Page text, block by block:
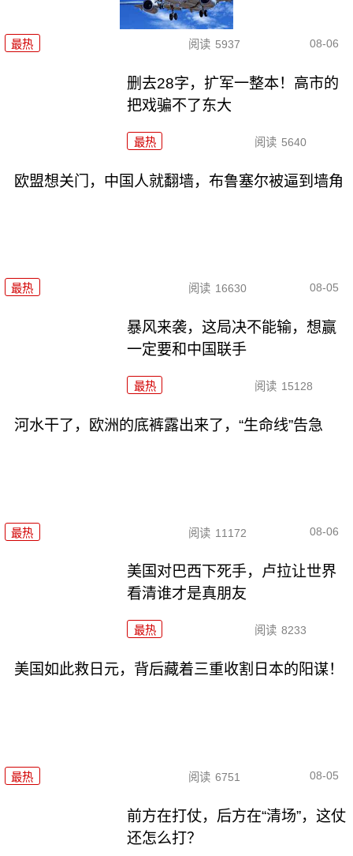
最热 阅读 5937 08-06
删去28字，扩军一整本！高市的
把戏骗不了东大
最热 阅读 5640
欧盟想关门，中国人就翻墙，布鲁塞尔被逼到墙角
最热 阅读 16630 08-05
暴风来袭，这局决不能输，想赢
一定要和中国联手
最热 阅读 15128
河水干了，欧洲的底裤露出来了，“生命线”告急
最热 阅读 11172 08-06
美国对巴西下死手，卢拉让世界
看清谁才是真朋友
最热 阅读 8233
美国如此救日元，背后藏着三重收割日本的阳谋！
最热 阅读 6751 08-05
前方在打仗，后方在“清场”，这仗
还怎么打？